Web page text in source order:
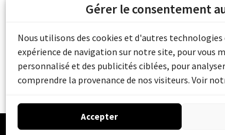
Gérer le consentement
Nous utilisons des cookies et d'autres
expérience de navigation sur notre site, pour vous
personnalisé et des publicités ciblées, pour
comprendre la provenance de nos visiteurs. Voir
Accepter
Les archives du son et de
grâce au financement de
pour les collectivités du
d'aide aux musées (Accès